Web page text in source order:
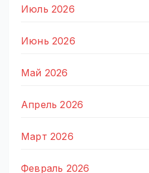
Июль 2026
Июнь 2026
Май 2026
Апрель 2026
Март 2026
Февраль 2026